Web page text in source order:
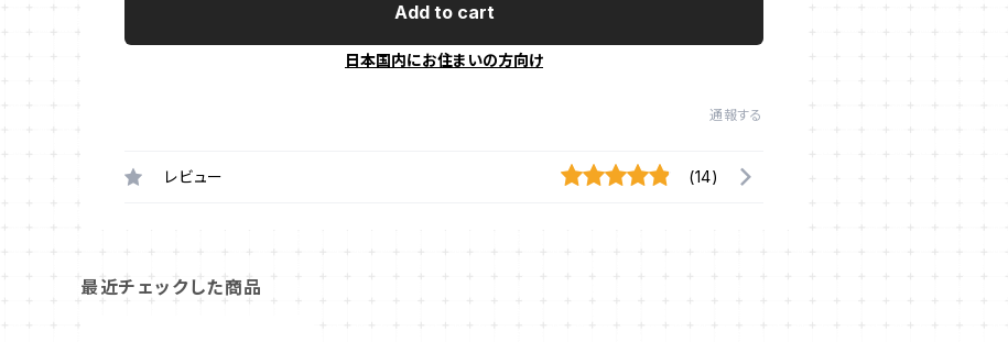
Add to cart
日本国内にお住まいの方向け
通報する
レビュー (14)
最近チェックした商品